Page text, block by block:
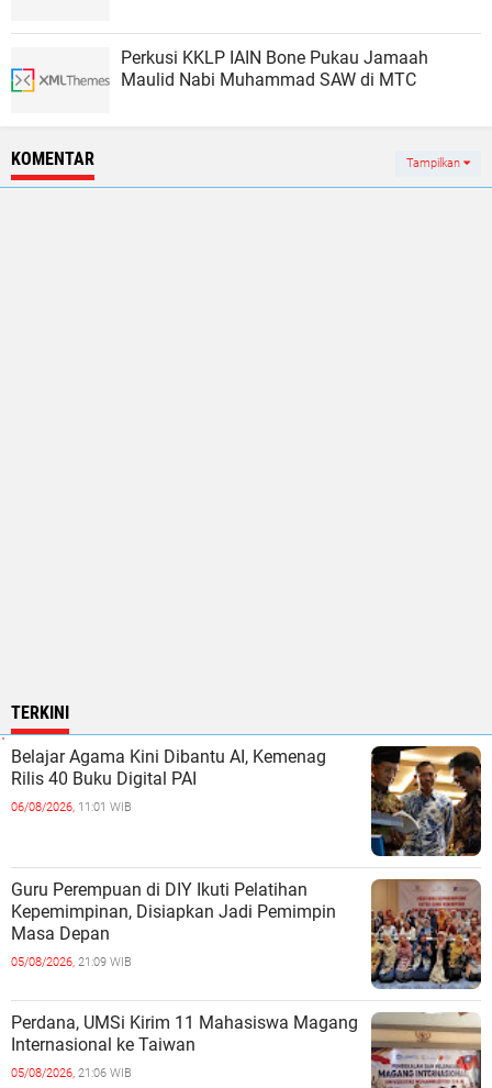
Perkusi KKLP IAIN Bone Pukau Jamaah
Maulid Nabi Muhammad SAW di MTC
KOMENTAR Tampilkan
TERKINI
Belajar Agama Kini Dibantu AI, Kemenag
Rilis 40 Buku Digital PAI
06/08/2026, 11:01 WIB
Guru Perempuan di DIY Ikuti Pelatihan
Kepemimpinan, Disiapkan Jadi Pemimpin
Masa Depan
05/08/2026, 21:09 WIB
Perdana, UMSi Kirim 11 Mahasiswa Magang
Internasional ke Taiwan
05/08/2026, 21:06 WIB